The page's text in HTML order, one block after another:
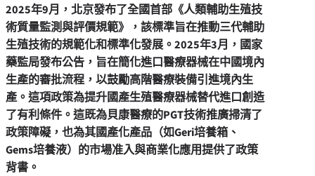
2025年9月，北京發布了全國首部《人類輔助生殖技
術質量監測與評價規範》，該標準旨在推動三代輔助
生殖技術的規範化和標準化發展。2025年3月，國家
藥監局發布公告，旨在簡化進口醫療器械在中國境內
生產的審批流程，以鼓勵高階醫療裝備引進境內生
產。這項政策為提升國產生殖醫療器械替代進口創造
了有利條件。這既為貝康醫療的PGT技術推廣掃清了
政策障礙，也為其國產化產品（如Geri培養箱、
Gems培養液）的市場准入與商業化應用提供了政策
背書。